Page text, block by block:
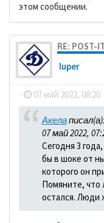
этом сообщении.
RE:
luper
- 07 май 2022, 08:20
Акелаписал(а):
07 май 2022,
Сегодня 3
бы в шоке от
которого он
Помяните, что
остался. Люди